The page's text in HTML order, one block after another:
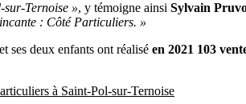
sur-Ternoise », y témoigne ainsi Sylvain
: Côté Particuliers. »
ses deux enfants ont réalisé en 2021 103
à Saint-Pol-sur-Ternoise